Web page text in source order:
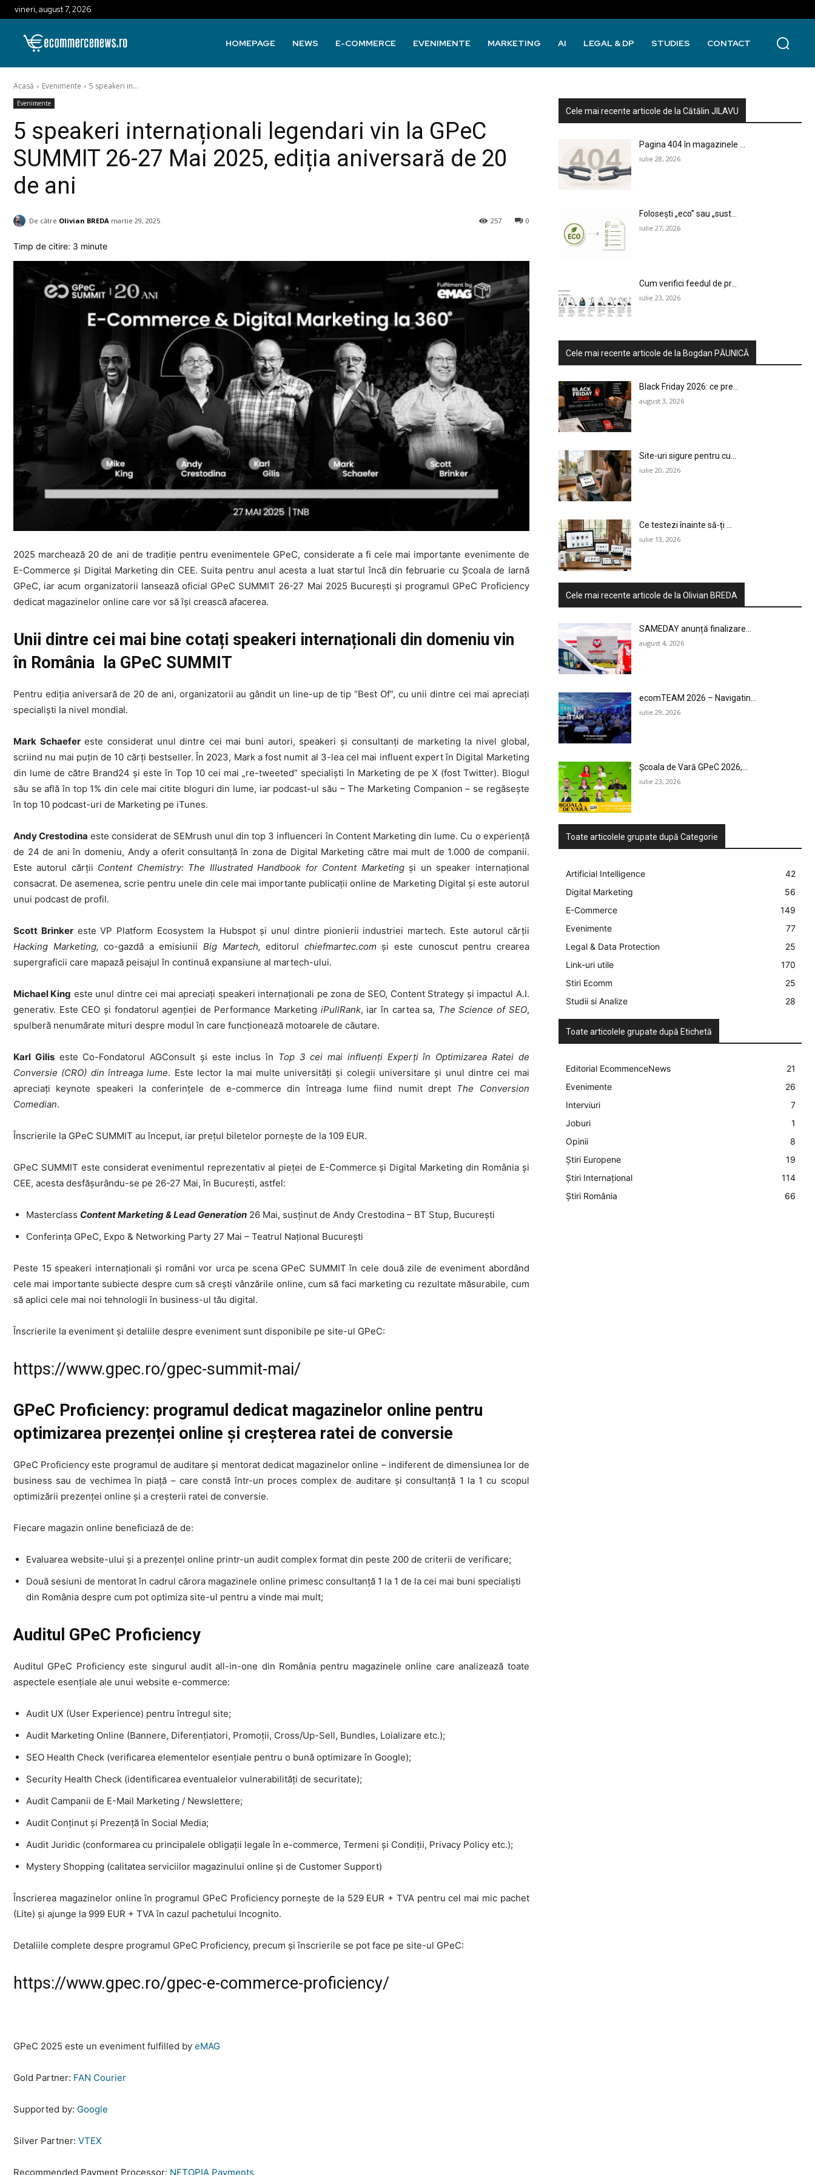
vineri, august 7, 2026
HOMEPAGE NEWS E-COMMERCE EVENIMENTE MARKETING AI LEGAL & DP STUDIES CONTACT
Acasă Evenimente 5 speakeri in...
Evenimente
5 speakeri internaționali legendari vin la GPeC
SUMMIT 26-27 Mai 2025, ediția aniversară de 20
de ani
De către Olivian BREDA martie 29, 2025 0
257
Timp de citire: 3 minute
2025 marchează 20 de ani de tradiție pentru evenimentele GPeC, considerate a fi cele mai importante evenimente de
E-Commerce și Digital Marketing din CEE. Suita pentru anul acesta a luat startul încă din februarie cu Școala de Iarnă
GPeC, iar acum organizatorii lansează oficial GPeC SUMMIT 26-27 Mai 2025 București și programul GPeC Proficiency
dedicat magazinelor online care vor să își crească afacerea.
Unii dintre cei mai bine cotați speakeri internaționali din domeniu vin
în România la GPeC SUMMIT
Pentru ediția aniversară de 20 de ani, organizatorii au gândit un line-up de tip “Best Of”, cu unii dintre cei mai apreciați
specialiști la nivel mondial.
Mark Schaefereste considerat unul dintre cei mai buni autori, speakeri și consultanți de marketing la nivel global,
scriind nu mai puțin de 10 cărți bestseller. În 2023, Mark a fost numit al 3-lea cel mai influent expert în Digital Marketing
din lume de către Brand24 și este în Top 10 cei mai „re-tweeted” specialiști în Marketing de pe X (fost Twitter). Blogul
său se află în top 1% din cele mai citite bloguri din lume, iar podcast-ul său – The Marketing Companion – se regăsește
în top 10 podcast-uri de Marketing pe iTunes.
Andy Crestodina este considerat de SEMrush unul din top 3 influenceri în Content Marketing din lume. Cu o experiență
de 24 de ani în domeniu, Andy a oferit consultanță în zona de Digital Marketing către mai mult de 1.000 de companii.
Este autorul cărții Content Chemistry: The Illustrated Handbook for Content Marketingși un speaker internațional
consacrat. De asemenea, scrie pentru unele din cele mai importante publicații online de Marketing Digital și este autorul
unui podcast de profil.
Scott Brinkereste VP Platform Ecosystem la Hubspot și unul dintre pionierii industriei martech. Este autorul cărții
Hacking Marketing, co-gazdă a emisiunii Big Martech, editorul chiefmartec.comși este cunoscut pentru crearea
supergraficii care mapază peisajul în continuă expansiune al martech-ului.
Michael King este unul dintre cei mai apreciați speakeri internaționali pe zona de SEO, Content Strategy și impactul A.I.
generativ. Este CEO și fondatorul agenției de Performance Marketing iPullRank, iar în cartea sa, The Science of SEO,
spulberă nenumărate mituri despre modul în care funcționează motoarele de căutare.
Karl Giliseste Co-Fondatorul AGConsult și este inclus în Top 3 cei mai influenți Experți în Optimizarea Ratei de
Conversie (CRO) din întreaga lume. Este lector la mai multe universități și colegii universitare și unul dintre cei mai
apreciați keynote speakeri la conferințele de e-commerce din întreaga lume fiind numit drept The Conversion
Comedian.
Înscrierile la GPeC SUMMIT au început, iar prețul biletelor pornește de la 109 EUR.
GPeC SUMMIT este considerat evenimentul reprezentativ al pieței de E-Commerce și Digital Marketing din România și
CEE, acesta desfășurându-se pe 26-27 Mai, în București, astfel:
Masterclass Content Marketing & Lead Generation 26 Mai, susținut de Andy Crestodina – BT Stup, București
Conferința GPeC, Expo & Networking Party 27 Mai – Teatrul Național București
Peste 15 speakeri internaționali și români vor urca pe scena GPeC SUMMIT în cele două zile de eveniment abordând
cele mai importante subiecte despre cum să crești vânzările online, cum să faci marketing cu rezultate măsurabile, cum
să aplici cele mai noi tehnologii în business-ul tău digital.
Înscrierile la eveniment și detaliile despre eveniment sunt disponibile pe site-ul GPeC:
https://www.gpec.ro/gpec-summit-mai/
GPeC Proficiency: programul dedicat magazinelor online pentru
optimizarea prezenței online și creșterea ratei de conversie
GPeC Proficiency este programul de auditare și mentorat dedicat magazinelor online – indiferent de dimensiunea lor de
business sau de vechimea în piață – care constă într-un proces complex de auditare și consultanță 1 la 1 cu scopul
optimizării prezenței online și a creșterii ratei de conversie.
Fiecare magazin online beneficiază de de:
Evaluarea website-ului și a prezenței online printr-un audit complex format din peste 200 de criterii de verificare;
Două sesiuni de mentorat în cadrul cărora magazinele online primesc consultanță 1 la 1 de la cei mai buni specialiști
din România despre cum pot optimiza site-ul pentru a vinde mai mult;
Auditul GPeC Proficiency
Auditul GPeC Proficiency este singurul audit all-in-one din România pentru magazinele online care analizează toate
aspectele esențiale ale unui website e-commerce:
Audit UX (User Experience) pentru întregul site;
Audit Marketing Online (Bannere, Diferențiatori, Promoții, Cross/Up-Sell, Bundles, Loializare etc.);
SEO Health Check (verificarea elementelor esențiale pentru o bună optimizare în Google);
Security Health Check (identificarea eventualelor vulnerabilități de securitate);
Audit Campanii de E-Mail Marketing / Newslettere;
Audit Conținut și Prezență în Social Media;
Audit Juridic (conformarea cu principalele obligații legale în e-commerce, Termeni și Condiții, Privacy Policy etc.);
Mystery Shopping (calitatea serviciilor magazinului online și de Customer Support)
Înscrierea magazinelor online în programul GPeC Proficiency pornește de la 529 EUR + TVA pentru cel mai mic pachet
(Lite) și ajunge la 999 EUR + TVA în cazul pachetului Incognito.
Detaliile complete despre programul GPeC Proficiency, precum și înscrierile se pot face pe site-ul GPeC:
https://www.gpec.ro/gpec-e-commerce-proficiency/
GPeC 2025 este un eveniment fulfilled by eMAG
Gold Partner: FAN Courier
Supported by: Google
Silver Partner: VTEX
Recommended Payment Processor: NETOPIA Payments
Cele mai recente articole de la Cătălin JILAVU
Pagina 404 în magazinele ...
iulie 28, 2026
Folosești „eco” sau „sust...
iulie 27, 2026
Cum verifici feedul de pr...
iulie 23, 2026
Cele mai recente articole de la Bogdan PĂUNICĂ
Black Friday 2026: ce pre...
august 3, 2026
Site-uri sigure pentru cu...
iulie 20, 2026
Ce testezi înainte să-ți ...
iulie 13, 2026
Cele mai recente articole de la Olivian BREDA
SAMEDAY anunță finalizare...
august 4, 2026
ecomTEAM 2026 – Navigatin...
iulie 29, 2026
Școala de Vară GPeC 2026,...
iulie 23, 2026
Toate articolele grupate după Categorie
Artificial Intelligence
42
Digital Marketing
56
E-Commerce
149
Evenimente
77
Legal & Data Protection
25
Link-uri utile
170
Stiri Ecomm
25
Studii si Analize
28
Toate articolele grupate după Etichetă
Editorial EcommenceNews
21
Evenimente
26
Interviuri
7
Joburi
1
Opinii
8
Știri Europene
19
Știri Internațional
114
Știri România
66